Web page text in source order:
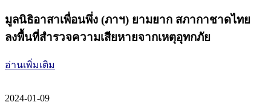
มูลนิธิอาสาเพื่อนพึ่ง (ภาฯ) ยามยาก สภากาชาดไทย
ลงพื้นที่สำรวจความเสียหายจากเหตุอุทกภัย
อ่านเพิ่มเติม
2024-01-09